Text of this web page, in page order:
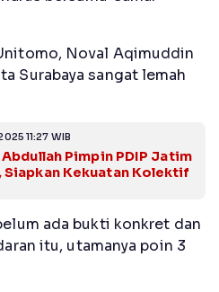
Noval Aqimuddin
Surabaya sangat lemah
11:27 WIB
Pimpin PDIP Jatim
Kekuatan Kolektif
ada bukti konkret dan
itu, utamanya poin 3